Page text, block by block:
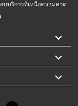
บบริการที่เหนือความคาด